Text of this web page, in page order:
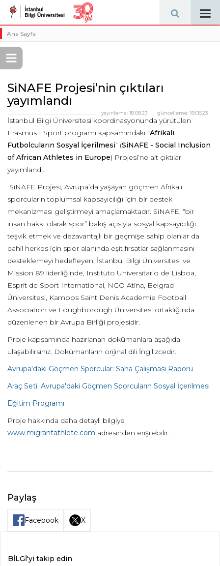
Ana Sayfa
SiNAFE Projesi’nin çıktıları
yayımlandı
güncelleme: 18.08.23
yayınlama: 18.08.23
İstanbul Bilgi Üniversitesi koordinasyonunda yürütülen
Erasmus+ Sport programı kapsamındaki “Afrikalı
Futbolcuların Sosyal İçerilmesi” (SiNAFE - Social Inclusion
of African Athletes in Europe) Projesi’ne ait çıktılar
yayımlandı.
SiNAFE Projesi, Avrupa’da yaşayan göçmen Afrikalı
sporcuların toplumsal kapsayıcılığı için bir destek
mekanizması geliştirmeyi amaçlamaktadır. SiNAFE, “bir
insan hakkı olarak spor” bakış açısıyla sosyal kapsayıcılığı
teşvik etmek ve dezavantajlı bir geçmişe sahip olanlar da
dahil herkes için spor alanında eşit fırsatlar sağlanmasını
desteklemeyi hedefleyen, İstanbul Bilgi Üniversitesi ve
Mission 89 liderliğinde, Instituto Universitario de Lisboa,
Esprit de Sport International, NGO Atina, Belgrad
Üniversitesi, Kampos Saint Denis Academie Football
Association ve Loughborough Üniversitesi ortaklığında
düzenlenen bir Avrupa Birliği projesidir.
Proje kapsamında hazırlanan dokümanlara aşağıda
ulaşabilirsiniz. Dokümanların orijinal dili İngilizcedir.
Avrupa'daki Göçmen Sporcular: Saha Çalışması Raporu
Araç Seti: Avrupa'daki Göçmen Sporcuların Sosyal İçerilmesi
Eğitim Programı
Proje hakkında daha detaylı bilgiye
www.migrantathlete.com adresinden erişilebilir.
Paylaş
Facebook X
BİLGİ'yi takip edin